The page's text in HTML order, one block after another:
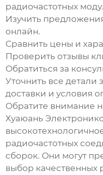
радиочастотных
Изучить
онлайн.
Сравнить цены и
Проверить отзывы
Обратиться за
Уточнить все детали
доставки и условия
Обратите внимание
Хуаюань Электроникс
радиочастотных
сборок. Они могут
выбор качественных